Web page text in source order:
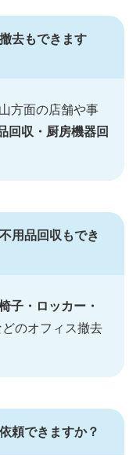
去もできます
方面の店舗や事
回収・厨房機器回
用品回収もでき
子・ロッカー・
どのオフィス撤去
頼できますか？